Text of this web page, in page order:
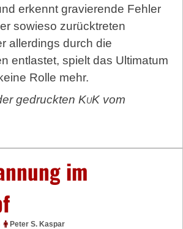
erkennt gravierende Fehler
sowieso zurücktreten
allerdings durch die
entlastet, spielt das Ultimatum
Rolle mehr.
gedruckten KuKvom
im
Peter S. Kaspar